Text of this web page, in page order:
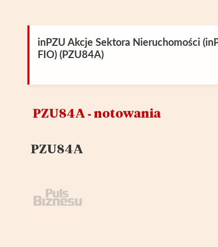
inPZU Akcje Sektora Nieruchomości
FIO) (PZU84A)
PZU84A ‑ notowania
PZU84A